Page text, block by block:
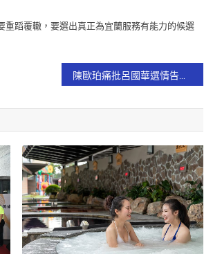
蹈覆轍，要選出真正為宜蘭服務有能力的候選